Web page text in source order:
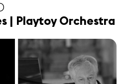
| Playtoy Orchestra